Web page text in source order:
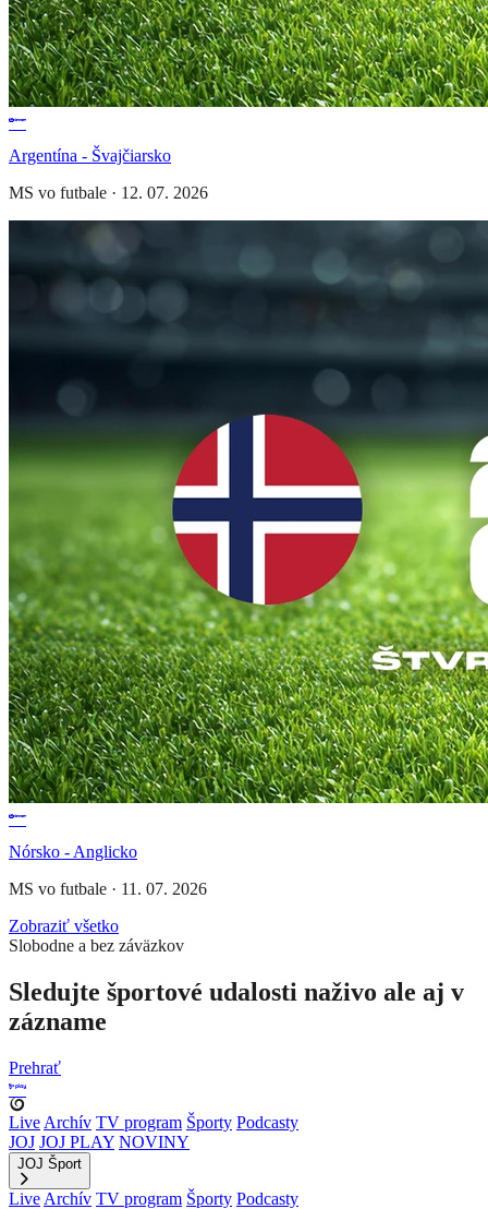
Argentína - Švajčiarsko
MS vo futbale · 12. 07. 2026
Nórsko - Anglicko
MS vo futbale · 11. 07. 2026
Zobraziť všetko
Slobodne a bez záväzkov
Sledujte športové udalosti naživo ale aj v
zázname
Prehrať
Live Archív TV program Športy Podcasty
JOJ JOJ PLAY NOVINY
JOJ Šport
Live Archív TV program Športy Podcasty